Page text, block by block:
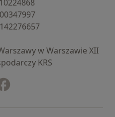
w Warszawie XII
KRS